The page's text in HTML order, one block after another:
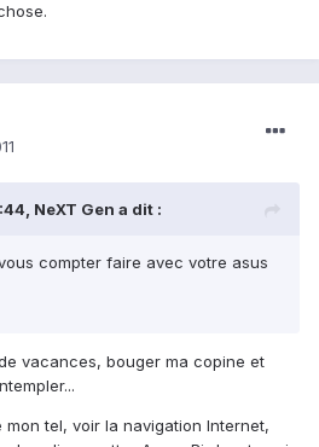
NeXT Gen a dit :
compter faire avec votre asus
vacances, bouger ma copine et
tel, voir la navigation Internet,